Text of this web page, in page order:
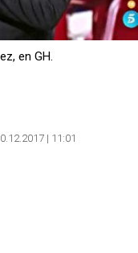
en GH.
| 11:01